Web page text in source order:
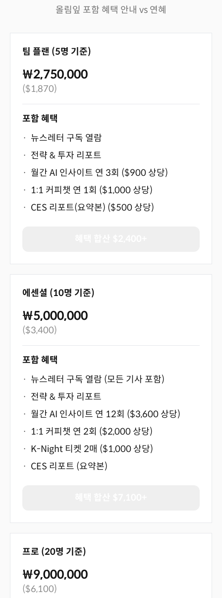
올림잎 포함 혜택 안내 vs 연혜
팀 플랜 (5명 기준)
₩2,750,000
($1,870)
포함 혜택
· 뉴스레터 구독 열람
· 전략 & 투자 리포트
· 월간 AI 인사이트 연 3회 ($900 상당)
· 1:1 커피챗 연 1회 ($1,000 상당)
· CES 리포트(요약본) ($500 상당)
에센셜 (10명 기준)
₩5,000,000
($3,400)
포함 혜택
· 뉴스레터 구독 열람 (모든 기사 포함)
· 전략 & 투자 리포트
· 월간 AI 인사이트 연 12회 ($3,600 상당)
· 1:1 커피챗 연 2회 ($2,000 상당)
· K-Night 티켓 2매 ($1,000 상당)
· CES 리포트 (요약본)
프로 (20명 기준)
₩9,000,000
($6,100)
이메일
기타 문의사항